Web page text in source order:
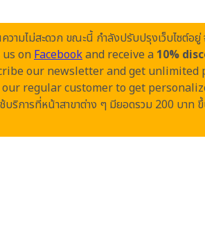
ามไม่สะดวก ขณะนี้ กำลังปรับปรุงเว็บไซต์อยู่
on Facebookand receive a 10%
our newsletter and get unlimited
regular customer to get
ริการที่หน้าสาขาต่าง ๆ มียอดรวม 200 บา